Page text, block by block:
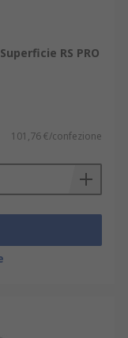
RS PRO
101,76 €/confezione